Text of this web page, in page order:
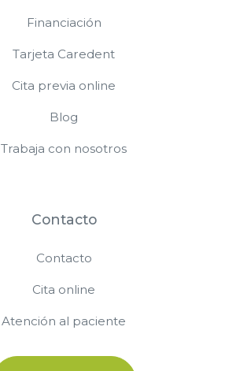
Financiación
Tarjeta Caredent
Cita previa online
Blog
Trabaja con nosotros
Contacto
Contacto
Cita online
Atención al paciente